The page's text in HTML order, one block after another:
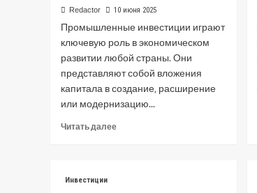
Redactor 10 июня 2025
Промышленные инвестиции играют
ключевую роль в экономическом
развитии любой страны. Они
представляют собой вложения
капитала в создание‚ расширение
или модернизацию...
Читать далееRead
Инвестиции